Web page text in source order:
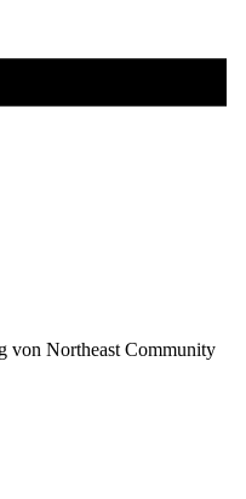
von Northeast Community